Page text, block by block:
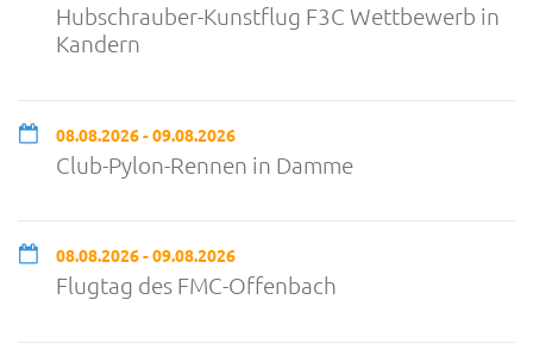
Hubschrauber-Kunstflug F3C Wettbewerb in
Kandern
08.08.2026 - 09.08.2026
Club-Pylon-Rennen in Damme
08.08.2026 - 09.08.2026
Flugtag des FMC-Offenbach